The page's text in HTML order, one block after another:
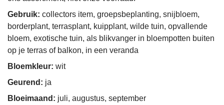
Gebruik: collectors item, groepsbeplanting, snijbloem,
borderplant, terrasplant, kuipplant, wilde tuin, opvallende
bloem, exotische tuin, als blikvanger in bloempotten buiten
op je terras of balkon, in een veranda
Bloemkleur: wit
Geurend: ja
Bloeimaand: juli, augustus, september